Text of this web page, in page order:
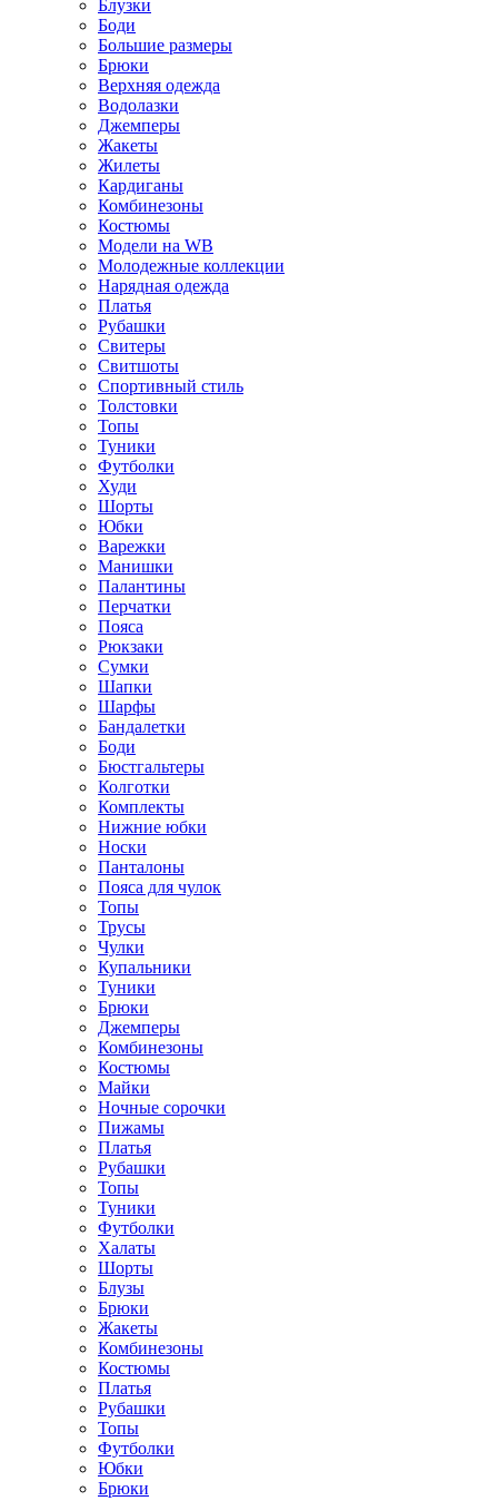
Блузки
Боди
Большие размеры
Брюки
Верхняя одежда
Водолазки
Джемперы
Жакеты
Жилеты
Кардиганы
Комбинезоны
Костюмы
Модели на WB
Молодежные коллекции
Нарядная одежда
Платья
Рубашки
Свитеры
Свитшоты
Спортивный стиль
Толстовки
Топы
Туники
Футболки
Худи
Шорты
Юбки
Варежки
Манишки
Палантины
Перчатки
Пояса
Рюкзаки
Сумки
Шапки
Шарфы
Бандалетки
Боди
Бюстгальтеры
Колготки
Комплекты
Нижние юбки
Носки
Панталоны
Поясa для чулок
Топы
Трусы
Чулки
Купальники
Туники
Брюки
Джемперы
Комбинезоны
Костюмы
Майки
Ночные сорочки
Пижамы
Платья
Рубашки
Топы
Туники
Футболки
Халаты
Шорты
Блузы
Брюки
Жакеты
Комбинезоны
Костюмы
Платья
Рубашки
Топы
Футболки
Юбки
Брюки